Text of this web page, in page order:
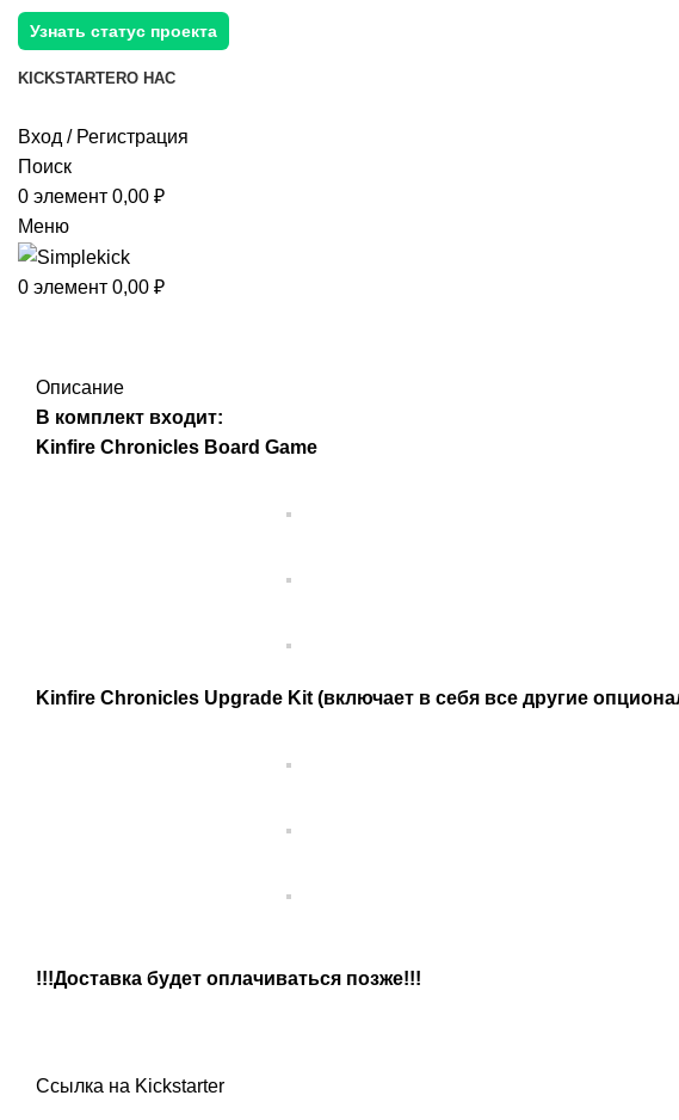
Узнать статус проекта
KICKSTARTERО НАС
Вход / Регистрация
Поиск
0 элемент 0,00 ₽
Меню
0 элемент 0,00 ₽
Описание
В комплект входит:
Kinfire Chronicles Board Game
Kinfire Chronicles Upgrade Kit (включает в себя все другие
!!!Доставка будет оплачиваться позже!!!
Ссылка на Kickstarter